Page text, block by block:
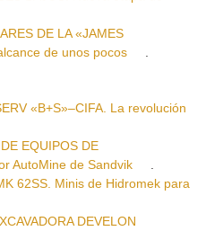
DE LA «JAMES
de unos pocos
«B+S»–CIFA. La revolución
EQUIPOS DE
AutoMine de Sandvik
62SS. Minis de Hidromek para
DEVELON